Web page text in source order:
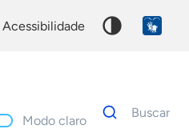
acessibilidade
Modo claro
Dados
para
Buscar